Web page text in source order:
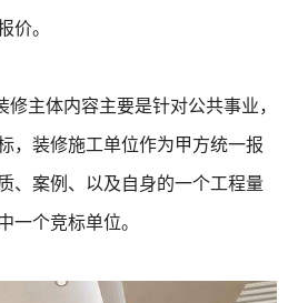
价。
主体内容主要是针对公共事业，
，装修施工单位作为甲方统一报
、案例、以及自身的一个工程量
一个竞标单位。